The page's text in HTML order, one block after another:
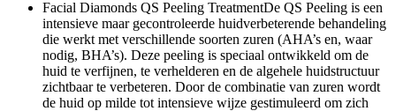
Facial Diamonds QS Peeling TreatmentDe QS Peeling is een
intensieve maar gecontroleerde huidverbeterende behandeling
die werkt met verschillende soorten zuren (AHA’s en, waar
nodig, BHA’s). Deze peeling is speciaal ontwikkeld om de
huid te verfijnen, te verhelderen en de algehele huidstructuur
zichtbaar te verbeteren. Door de combinatie van zuren wordt
de huid op milde tot intensieve wijze gestimuleerd om zich